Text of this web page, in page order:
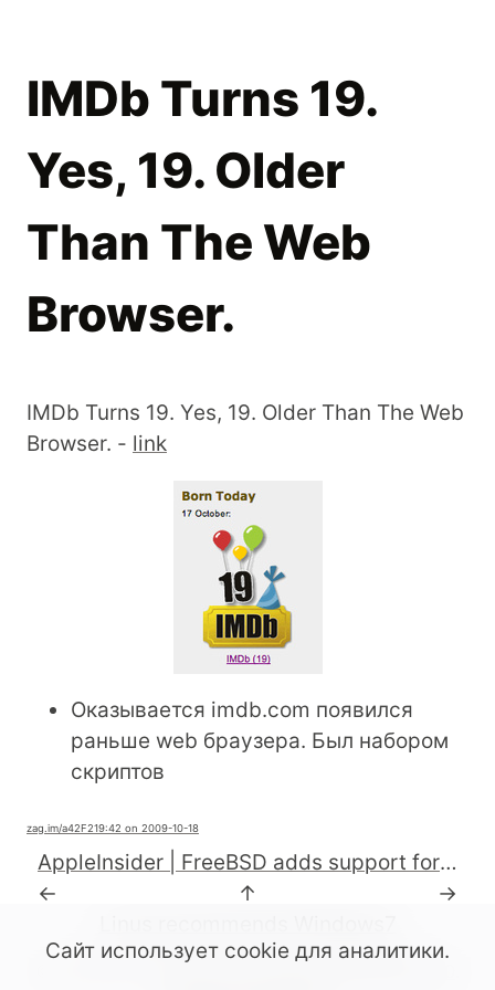
IMDb Turns 19.
Yes, 19. Older
Than The Web
Browser.
IMDb Turns 19. Yes, 19. Older Than The Web
Browser. - link
Оказывается imdb.com появился
раньше web браузера. Был набором
скриптов
zag.im/a42F219:42 on 2009-10-18
AppleInsider | FreeBSD adds support for Snow Leopard's Grand Central Dispatch
←
↑
→
Сайт использует cookie для аналитики.